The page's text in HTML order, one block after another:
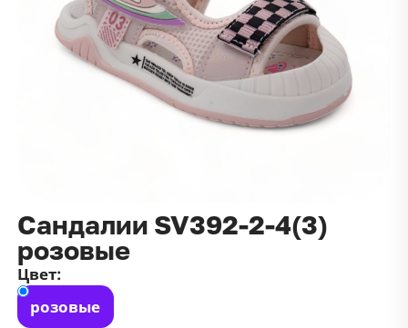
Сандалии SV392-2-4(3)
розовые
Цвет:
розовые
данныхипубличной оффертой
Зарегистрироваться
100 ₽100 ₽